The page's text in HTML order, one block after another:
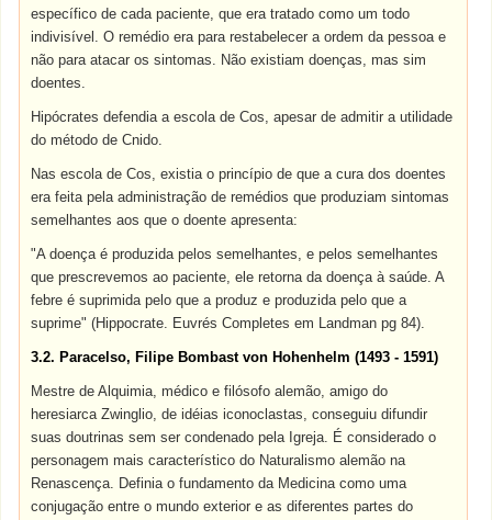
específico de cada paciente, que era tratado como um todo
indivisível. O remédio era para restabelecer a ordem da pessoa e
não para atacar os sintomas. Não existiam doenças, mas sim
doentes.
Hipócrates defendia a escola de Cos, apesar de admitir a utilidade
do método de Cnido.
Nas escola de Cos, existia o princípio de que a cura dos doentes
era feita pela administração de remédios que produziam sintomas
semelhantes aos que o doente apresenta:
"A doença é produzida pelos semelhantes, e pelos semelhantes
que prescrevemos ao paciente, ele retorna da doença à saúde. A
febre é suprimida pelo que a produz e produzida pelo que a
suprime" (Hippocrate. Euvrés Completes em Landman pg 84).
3.2. Paracelso, Filipe Bombast von Hohenhelm (1493 - 1591)
Mestre de Alquimia, médico e filósofo alemão, amigo do
heresiarca Zwinglio, de idéias iconoclastas, conseguiu difundir
suas doutrinas sem ser condenado pela Igreja. É considerado o
personagem mais característico do Naturalismo alemão na
Renascença. Definia o fundamento da Medicina como uma
conjugação entre o mundo exterior e as diferentes partes do